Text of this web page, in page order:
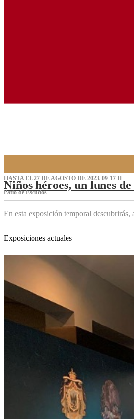
HASTA EL 27 DE AGOSTO DE 2023, 09-17 H
Niños héroes, un lunes de
Patio de Escudos
En esta exposición temporal
Exposiciones actuales